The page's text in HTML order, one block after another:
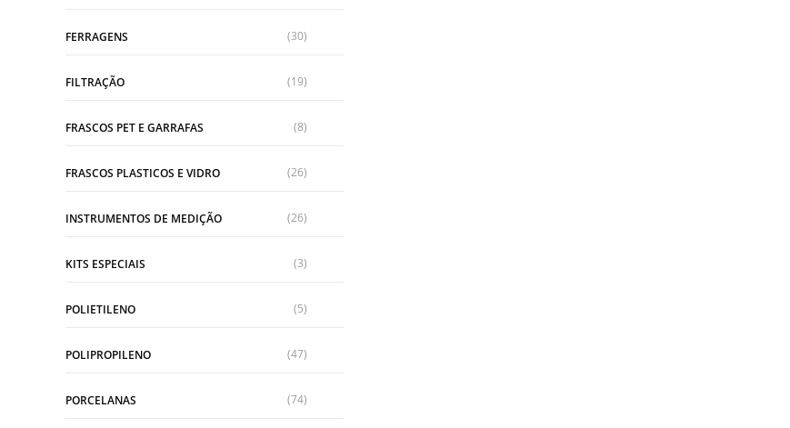
FERRAGENS (30)
FILTRAÇÃO (19)
FRASCOS PET E GARRAFAS (8)
FRASCOS PLASTICOS E VIDRO (26)
INSTRUMENTOS DE MEDIÇÃO (26)
KITS ESPECIAIS (3)
POLIETILENO (5)
POLIPROPILENO (47)
PORCELANAS (74)